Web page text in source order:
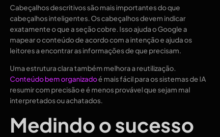
Cabeçalhos descritivos são mais importantes do que
cabeçalhos inteligentes. Os cabeçalhos devem indicar
exatamente o que a seção cobre. Isso ajuda o Google a
mapear o conteúdo de acordo com a intenção e ajuda os
leitores a encontrar as informações de que precisam.
Uma estrutura clara também melhora a reutilização.
Conteúdo bem organizadoé mais fácil para os sistemas de IA
resumir com precisão e é menos provável que sejam mal
interpretados ou achatados.
Medindo o sucesso